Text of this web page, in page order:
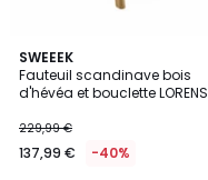
SWEEEK
Fauteuil scandinave bois
d'hévéa et bouclette LORENS
229,99 €
137,99 € -40%
4,6
/ 5